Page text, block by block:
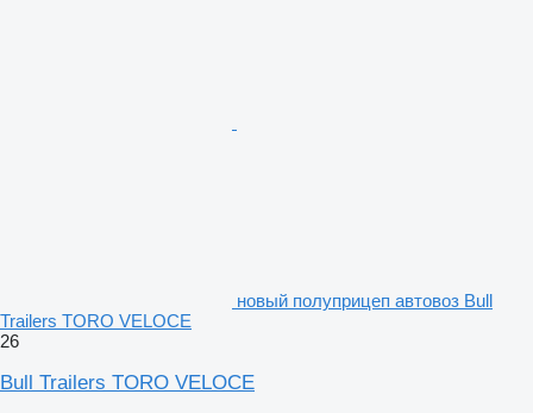
новый полуприцеп автовоз Bull
Trailers TORO VELOCE
26
Bull Trailers TORO VELOCE